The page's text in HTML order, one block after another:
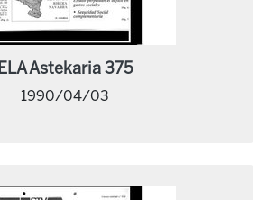
ELA Astekaria 375
1990/04/03